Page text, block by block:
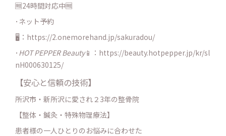
🆓24時間対応中🆓
･ネット予約
🖥：https://2.onemorehand.jp/sakuradou/
･ HOT PEPPER Beauty📱：https://beauty.hotpepper.jp/kr/sl
nH000630125/
【安心と信頼の技術】
所沢市・新所沢に愛され２3年の整骨院
【整体・鍼灸・特殊物理療法】
患者様の一人ひとりのお悩みに合わせた